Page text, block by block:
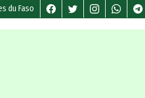
du Faso